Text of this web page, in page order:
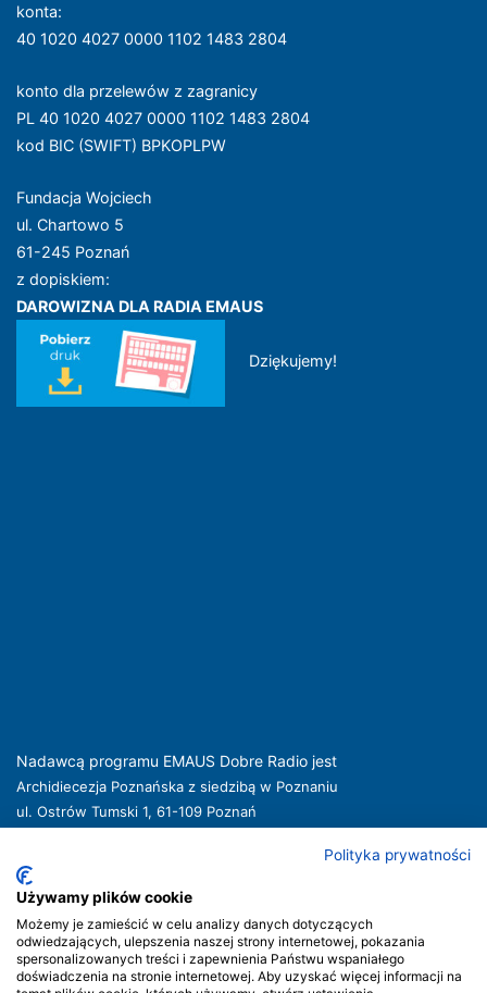
konta:
40 1020 4027 0000 1102 1483 2804
konto dla przelewów z zagranicy
PL 40 1020 4027 0000 1102 1483 2804
kod BIC (SWIFT) BPKOPLPW
Fundacja Wojciech
ul. Chartowo 5
61-245 Poznań
z dopiskiem:
DAROWIZNA DLA RADIA EMAUS
Dziękujemy!
Nadawcą programu EMAUS Dobre Radio jest
Archidiecezja Poznańska z siedzibą w Poznaniu
ul. Ostrów Tumski 1, 61-109 Poznań
Nadawca oferuje usługi medialne obejmujące rozpowszechnianie programu
radiowego pod nazwą EMAUS Dobre Radio oraz prowadzenie portalu
internetową Nadawcy.
Nadawca podlega jurysdykcji polskiej. Organem właściwym w sprawach
radiofonii i telewizji jest Krajowa Rada Radiofonii i Telewizji.
Polityka prywatności
Używamy plików cookie
Możemy je zamieścić w celu analizy danych dotyczących
odwiedzających, ulepszenia naszej strony internetowej, pokazania
spersonalizowanych treści i zapewnienia Państwu wspaniałego
doświadczenia na stronie internetowej. Aby uzyskać więcej informacji na